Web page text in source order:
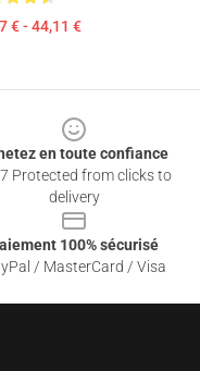
€ - 44,11 €
en toute confiance
Protected from clicks to
delivery
100% sécurisé
/ MasterCard / Visa